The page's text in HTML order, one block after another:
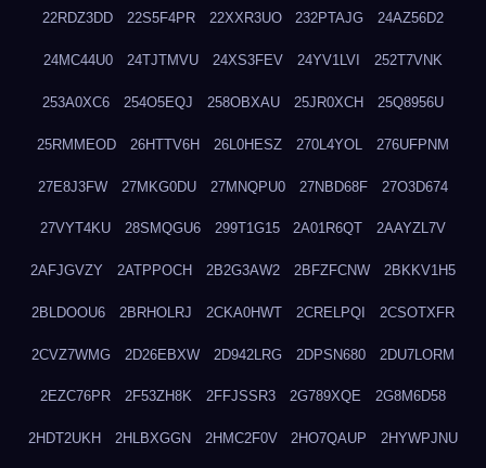
22RDZ3DD 22S5F4PR 22XXR3UO 232PTAJG 24AZ56D2
24MC44U0 24TJTMVU 24XS3FEV 24YV1LVI 252T7VNK
253A0XC6 254O5EQJ 258OBXAU 25JR0XCH 25Q8956U
25RMMEOD 26HTTV6H 26L0HESZ 270L4YOL 276UFPNM
27E8J3FW 27MKG0DU 27MNQPU0 27NBD68F 27O3D674
27VYT4KU 28SMQGU6 299T1G15 2A01R6QT 2AAYZL7V
2AFJGVZY 2ATPPOCH 2B2G3AW2 2BFZFCNW 2BKKV1H5
2BLDOOU6 2BRHOLRJ 2CKA0HWT 2CRELPQI 2CSOTXFR
2CVZ7WMG 2D26EBXW 2D942LRG 2DPSN680 2DU7LORM
2EZC76PR 2F53ZH8K 2FFJSSR3 2G789XQE 2G8M6D58
2HDT2UKH 2HLBXGGN 2HMC2F0V 2HO7QAUP 2HYWPJNU